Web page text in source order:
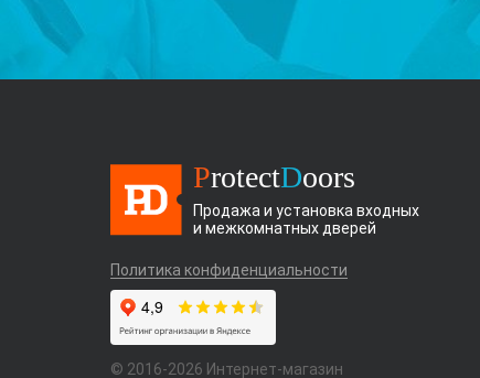
ProtectDoors
Продажа и установка входных
и межкомнатных дверей
Политика конфиденциальности
© 2016-2026 Интернет-магазин